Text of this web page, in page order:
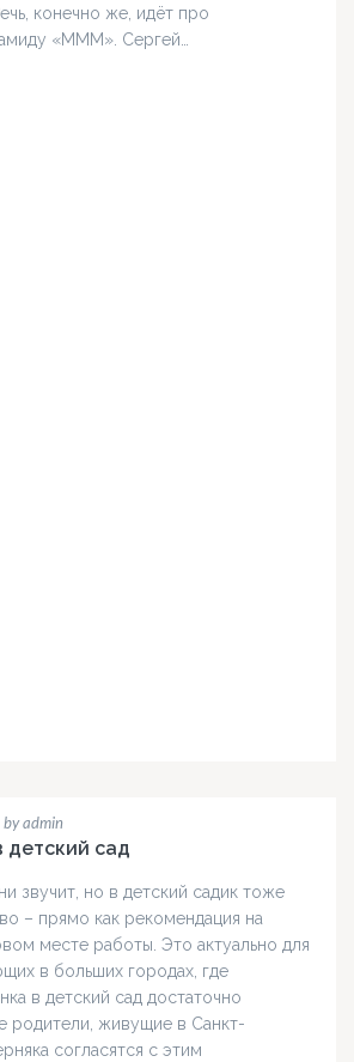
конечно же, идёт про
«МММ». Сергей…
by admin
детский сад
звучит, но в детский садик тоже
– прямо как рекомендация на
месте работы. Это актуально для
в больших городах, где
в детский сад достаточно
родители, живущие в Санкт-
согласятся с этим